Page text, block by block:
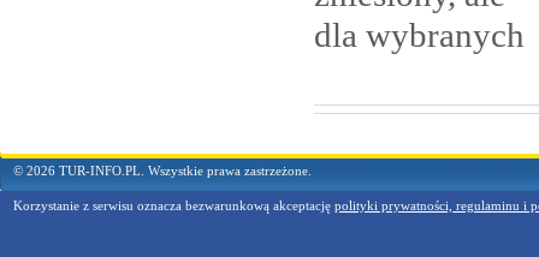
dla wybranych
© 2026 TUR-INFO.PL. Wszystkie prawa zastrzeżone.
Korzystanie z serwisu oznacza bezwarunkową akceptację polityki prywatności, regulaminu i